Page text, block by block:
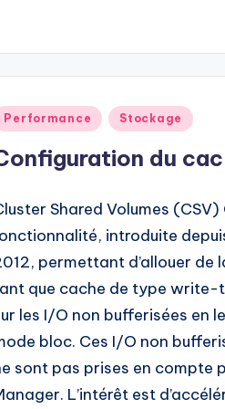
Performance Stockage
du
Shared Volumes (CSV)
introduite
permettant d’allouer de
que cache de type write-
les I/O non bufferisées en
bloc. Ces I/O non
sont pas prises en compte
L’intérêt est